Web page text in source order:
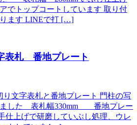
でトップコートしています 取り付
ます LINEで打 […]
表札 番地プレート
り文字表札と番地プレート 門柱の写
ました 表札幅330mm 番地プレー
仕上げで研磨していぶし処理、ウレ